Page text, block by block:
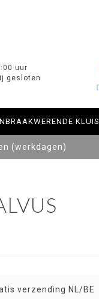
uur
gesloten
KLUIS
(werkdagen)
verzending NL/BE